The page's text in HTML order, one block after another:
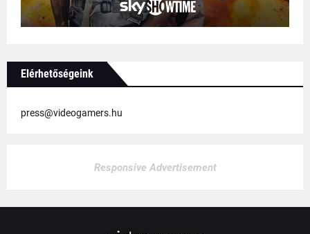
Elérhetőségeink
press@videogamers.hu
Responsive Advertisement